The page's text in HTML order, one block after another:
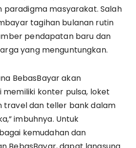
paradigma masyarakat. Salah
tagihan bulanan rutin
pendapatan baru dan
yang menguntungkan.
BebasBayar akan
konter pulsa, loket
travel dan teller bank dalam
imbuhnya. Untuk
kemudahan dan